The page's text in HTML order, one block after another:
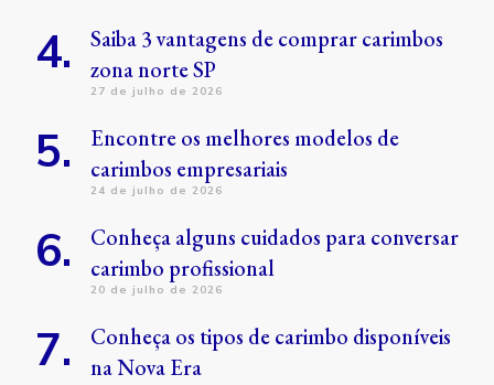
Saiba 3 vantagens de comprar carimbos
zona norte SP
27 de julho de 2026
Encontre os melhores modelos de
carimbos empresariais
24 de julho de 2026
Conheça alguns cuidados para conversar
carimbo profissional
20 de julho de 2026
Conheça os tipos de carimbo disponíveis
na Nova Era